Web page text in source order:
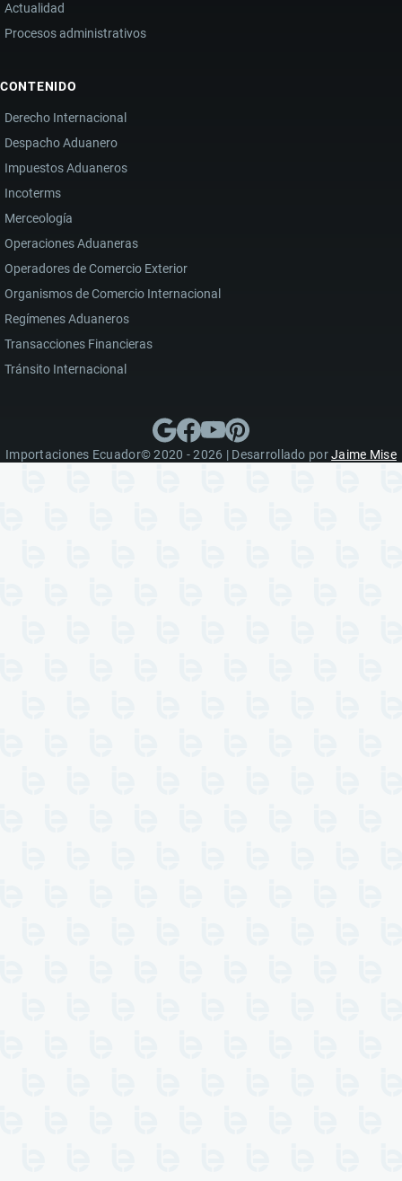
Actualidad
Procesos administrativos
CONTENIDO
Derecho Internacional
Despacho Aduanero
Impuestos Aduaneros
Incoterms
Merceología
Operaciones Aduaneras
Operadores de Comercio Exterior
Organismos de Comercio Internacional
Regímenes Aduaneros
Transacciones Financieras
Tránsito Internacional
Importaciones Ecuador© 2020 - 2026 | Desarrollado porJaime Mise